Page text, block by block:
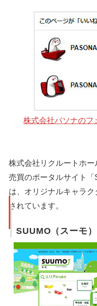
株式会社パソナのフ
株式会社リクルートホ
売買のポータルサイト
は、オリジナルキャラ
されています。
SUUMO（スーモ）
シェア